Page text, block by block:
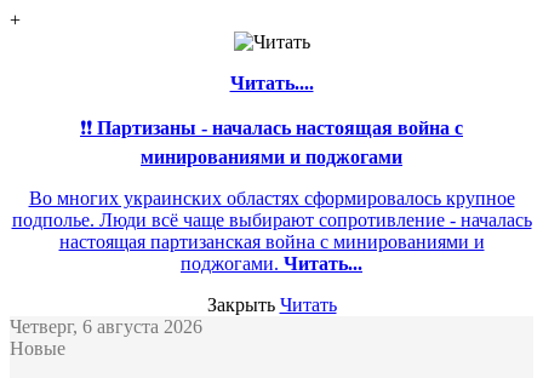
+
Читать....
❗❗ Партизаны - началась настоящая война с
минированиями и поджогами
Во многих украинских областях сформировалось крупное
подполье. Люди всё чаще выбирают сопротивление - началась
настоящая партизанская война с минированиями и
поджогами. Читать...
Закрыть Читать
Четверг, 6 августа 2026
Новые